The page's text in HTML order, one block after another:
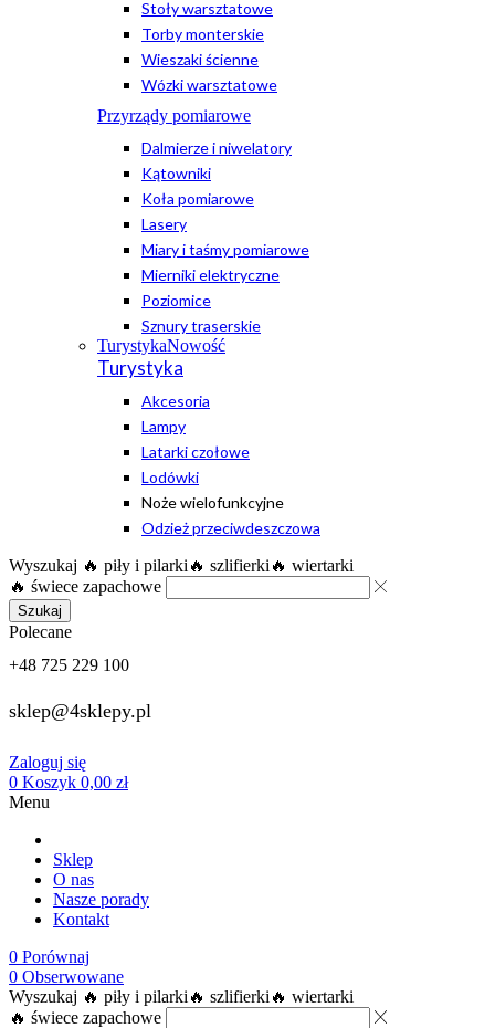
Stoły warsztatowe
Torby monterskie
Wieszaki ścienne
Wózki warsztatowe
Przyrządy pomiarowe
Dalmierze i niwelatory
Kątowniki
Koła pomiarowe
Lasery
Miary i taśmy pomiarowe
Mierniki elektryczne
Poziomice
Sznury traserskie
TurystykaNowość
Turystyka
Akcesoria
Lampy
Latarki czołowe
Lodówki
Noże wielofunkcyjne
Odzież przeciwdeszczowa
Wyszukaj 🔥 piły i pilarki 🔥 szlifierki 🔥 wiertarki
🔥 świece zapachowe
Szukaj
Polecane
+48 725 229 100
sklep@4sklepy.pl
Zaloguj się
0 Koszyk 0,00 zł
Menu
Sklep
O nas
Nasze porady
Kontakt
0 Porównaj
0 Obserwowane
Wyszukaj 🔥 piły i pilarki 🔥 szlifierki 🔥 wiertarki
🔥 świece zapachowe